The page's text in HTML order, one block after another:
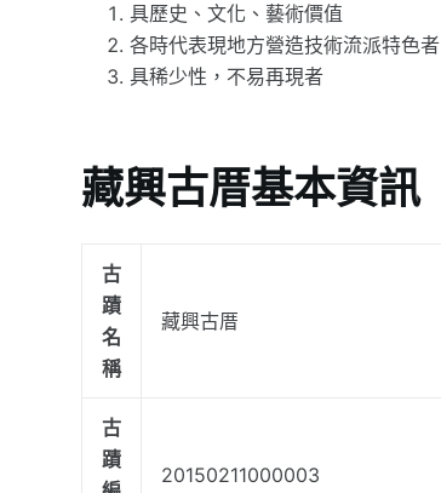
具歷史、文化、藝術價值
各時代表現地方營造技術流派特色者
具稀少性，不易再現者
藏興古厝基本資訊
古
蹟
名
稱
藏興古厝
古
蹟
20150211000003